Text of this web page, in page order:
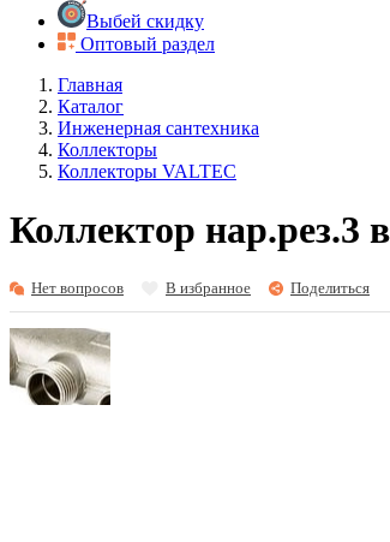
Выбей скидку
Оптовый раздел
Главная
Каталог
Инженерная сантехника
Коллекторы
Коллекторы VALTEC
Коллектор нар.рез.3
Нет вопросов В избранное Поделиться